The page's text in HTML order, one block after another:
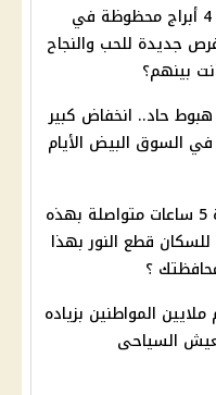
توقعات ماغي فرح: 4 أبراج محظوظة في
جديدة للحب والنجاح
بينهم؟
هبوط حاد.. انخفاض كبير
السوق البيض الأيام
قطع الكهرباء لمدة 5 ساعات متواصلة بهذه
قطع النور بهذا
؟
المواطنين بزياده
السياحى